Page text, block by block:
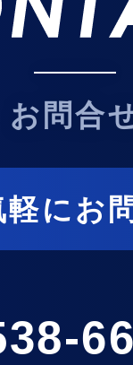
お問合
軽にお